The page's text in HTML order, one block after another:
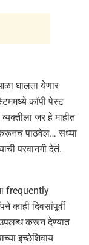
घालता येणार
कॉपी पेस्ट
जर हे माहीत
पाठवेल… सध्या
परवानगी देतं.
frequently
दिवसांपूर्वी
उपलब्ध करून देण्यात
इच्छेशिवाय